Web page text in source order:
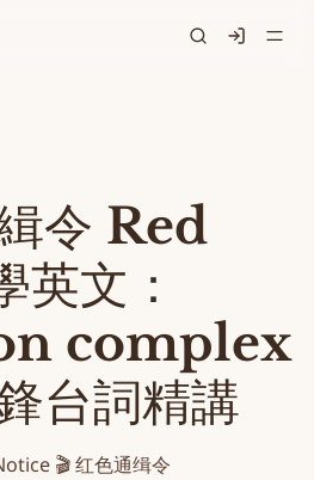
令 Red
文：
complex
台詞精講
🎬 红色通缉令